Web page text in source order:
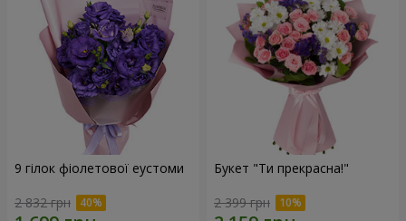
9 гілок фіолетової еустоми
2 832 грн
Букет "Ти прекрасна!"
2 399 грн